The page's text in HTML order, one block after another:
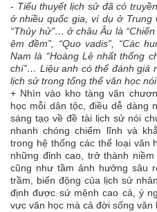
- Tiểu thuyết lịch sử đã có
ở nhiều quốc gia, ví dụ ở Trung
“Thủy hử”… ở châu Âu là
êm đềm”, “Quo vadis”, “Các
Nam là “Hoàng Lê nhất thống
chí”… Liệu anh có thể đánh giá
lịch sử trong tổng thể văn học
+ Nhìn vào kho tàng văn
học mỗi dân tộc, điều dễ dàng
sáng tạo về đề tài lịch sử nói
nhanh chóng chiếm lĩnh và
trong hệ thống các thể loại văn
những đỉnh cao, trở thành
cũng như tầm ảnh hưởng sâu
trầm, biến động của lịch sử
định được sứ mệnh cao cả, ý
vực văn học mà cả đời sống